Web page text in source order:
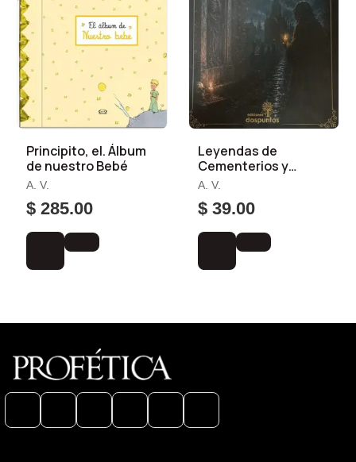
Principito, el. Álbum
de nuestro Bebé
A. V.
$ 285.00
Leyendas de
Cementerios y
Pudrideros
A. V.
$ 39.00